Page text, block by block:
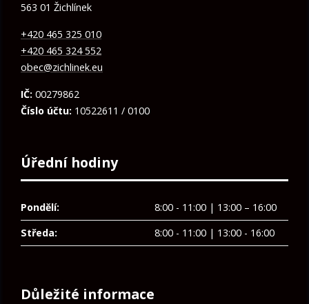
563 01 Žichlínek
+420 465 325 010
+420 465 324 552
obec@zichlinek.eu
IČ: 00279862
Číslo účtu: 10522611 / 0100
Úřední hodiny
Pondělí:
8:00 - 11:00 | 13:00 – 16:00
Středa:
8:00 - 11:00 | 13:00 - 16:00
Důležité informace